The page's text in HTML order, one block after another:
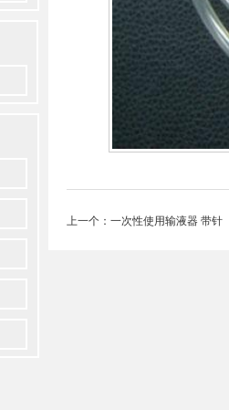
上一个： 一次性使用输液器 带针